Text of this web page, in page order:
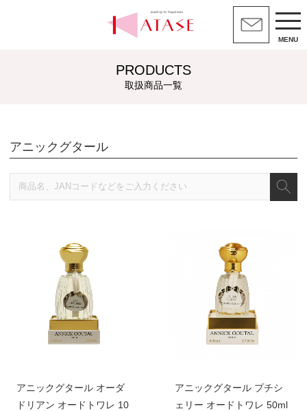
MENU
PRODUCTS
取扱商品一覧
アニックグタール
アニックグタール オーダ
ドリアン オードトワレ 10
アニックグタール プチシ
ェリー オードトワレ 50ml